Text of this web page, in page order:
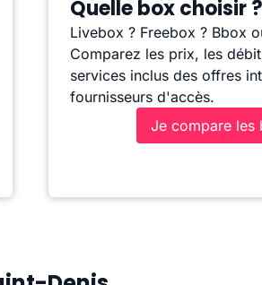
Quelle box choisir ?
Livebox ? Freebox ? Bbox
Comparez les prix, les
services inclus des offres
fournisseurs d'accès.
Je compare les